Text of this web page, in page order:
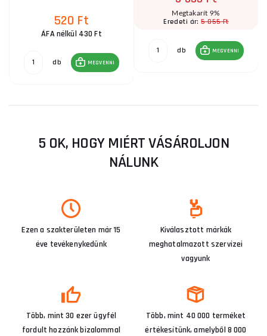
520 Ft
ÁFA nélkül 430 Ft
db MEGVENNI
Megtakarít 9%
Eredeti ár:5 855 Ft
db MEGVENNI
5 OK, HOGY MIÉRT VÁSÁROLJON
NÁLUNK
Ezen a szakterületen már 15
éve tevékenykedünk
Kiválasztott márkák
meghatalmazott szervizei
vagyunk
Több, mint 30 ezer ügyfél
fordult hozzánk bizalommal
Több, mint 40 000 terméket
értékesítünk, amelyből 8 000